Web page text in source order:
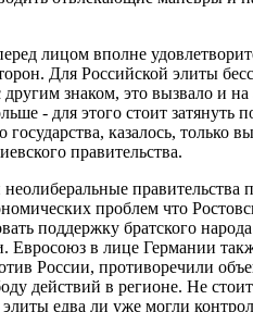
лицом вполне
Для Российской элиты
знаком, это вызвало и
- для этого стоит затянуть
казалось, только
правительства.
правительства
проблем что
поддержку братского
Евросоюз в лице Германии
России, противоречили
действий в регионе. Не стоит
едва ли уже могли